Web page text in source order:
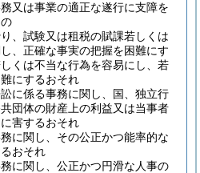
又は事業の適正な遂行に支障を
、試験又は租税の賦課若しくは
、正確な事実の把握を困難にす
くは不当な行為を容易にし、若
にするおそれ
に係る事務に関し、国、独立行
団体の財産上の利益又は当事者
害するおそれ
に関し、その公正かつ能率的な
おそれ
に関し、公正かつ円滑な人事の